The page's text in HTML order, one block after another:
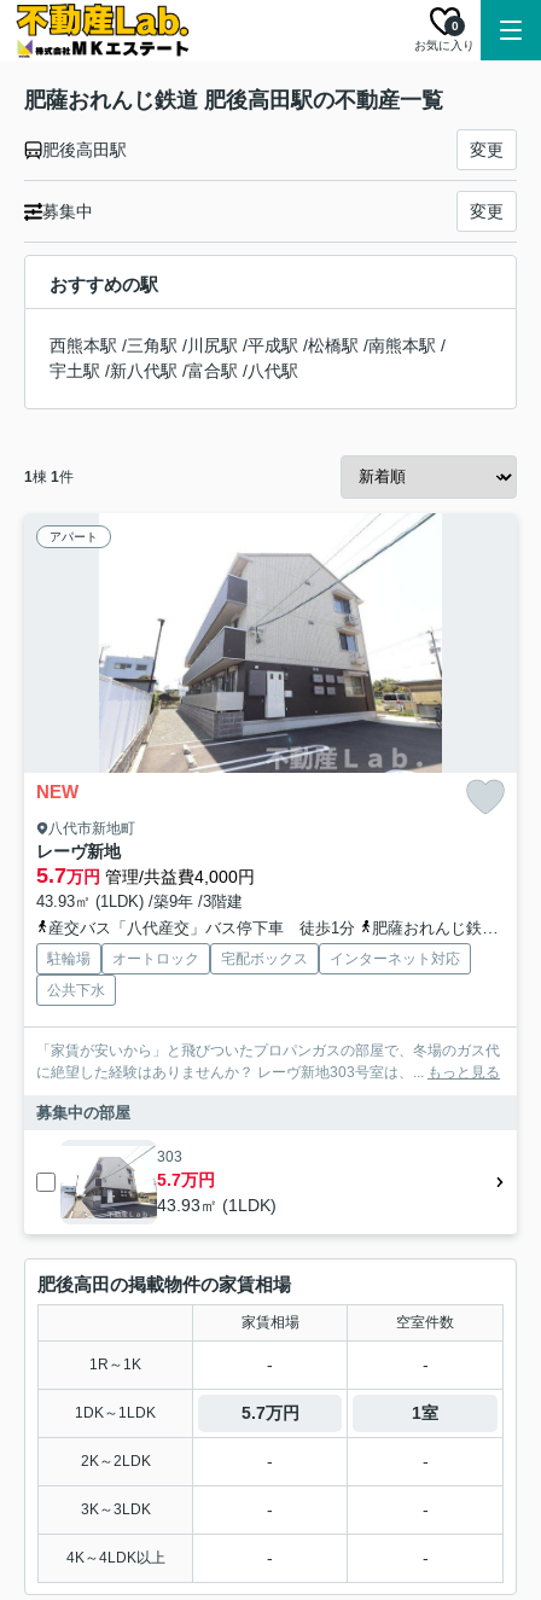
お気に入り
0
肥薩おれんじ鉄道 肥後高田駅の不動産一覧
肥後高田駅 変更
募集中 変更
おすすめの駅
西熊本駅 /三角駅 /川尻駅 /平成駅 /松橋駅 /南熊本駅 /
宇土駅 /新八代駅 /富合駅 /八代駅
1棟 1件
アパート
NEW
八代市新地町
レーヴ新地
5.7万円 管理/共益費4,000円
43.93㎡ (1LDK) /築9年 /3階建
産交バス「八代産交」バス停下車 徒歩1分
肥薩おれんじ鉄道「肥後高田」駅 徒歩60分
駐輪場 オートロック 宅配ボックス
インターネット対応
公共下水
「家賃が安いから」と飛びついたプロパンガスの部屋で、冬場のガス代
に絶望した経験はありませんか？ レーヴ新地303号室は、... もっと見る
募集中の部屋
303
5.7万円
43.93㎡ (1LDK)
肥後高田の掲載物件の家賃相場
家賃相場 空室件数
1R～1K - -
1DK～1LDK 5.7万円 1室
2K～2LDK - -
3K～3LDK - -
4K～4LDK以上 - -